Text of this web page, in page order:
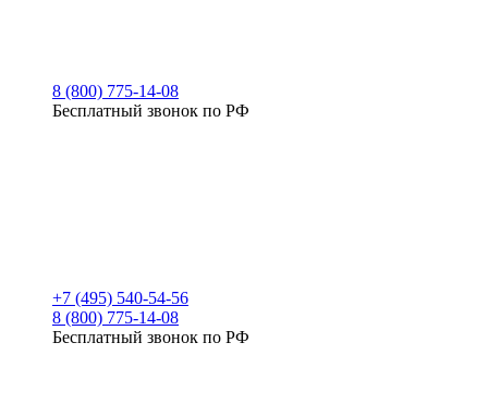
8 (800) 775-14-08
Бесплатный звонок по РФ
+7 (495) 540-54-56
8 (800) 775-14-08
Бесплатный звонок по РФ